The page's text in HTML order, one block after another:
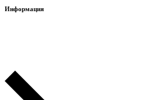
Информация